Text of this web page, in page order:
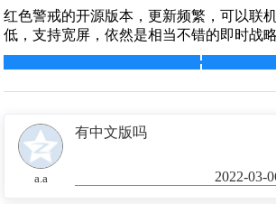
红色警戒的开源版本，更新频繁，可以联
低，支持宽屏，依然是相当不错的即时战
a.a
有中文版吗
2022-03-